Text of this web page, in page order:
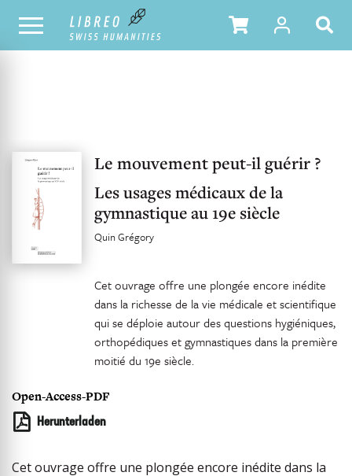
UNSER KATALOG INHALTSVERZEICHNIS
Le mouvement peut-il guérir ?
Les usages médicaux de la
gymnastique au 19e siècle
Quin Grégory
Cet ouvrage offre une plongée encore inédite
dans la richesse de la vie médicale et scientifique
qui se déploie autour des questions hygiéniques,
orthopédiques et gymnastiques dans la première
moitié du 19e siècle.
Open-Access-PDF
Herunterladen
Cet ouvrage offre une plongée encore inédite dans la